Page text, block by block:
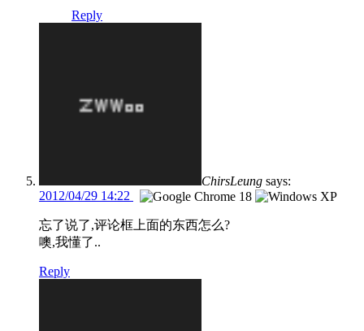
Reply
ChirsLeung says:
2012/04/29 14:22
忘了说了,评论框上面的东西怎么?
噢,我懂了..
Reply